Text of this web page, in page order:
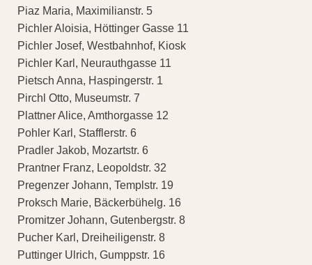
Piaz Maria, Maximilianstr. 5
Pichler Aloisia, Höttinger Gasse 11
Pichler Josef, Westbahnhof, Kiosk
Pichler Karl, Neurauthgasse 11
Pietsch Anna, Haspingerstr. 1
Pirchl Otto, Museumstr. 7
Plattner Alice, Amthorgasse 12
Pohler Karl, Stafflerstr. 6
Pradler Jakob, Mozartstr. 6
Prantner Franz, Leopoldstr. 32
Pregenzer Johann, Templstr. 19
Proksch Marie, Bäckerbühelg. 16
Promitzer Johann, Gutenbergstr. 8
Pucher Karl, Dreiheiligenstr. 8
Puttinger Ulrich, Gumppstr. 16